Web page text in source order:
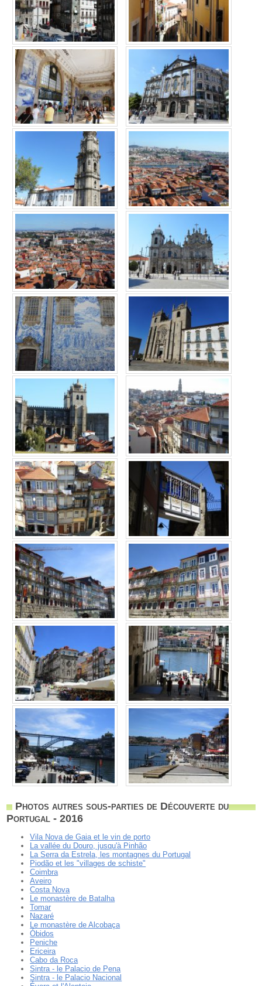
Photos autres sous-parties de Découverte du
Portugal - 2016
Vila Nova de Gaia et le vin de porto
La vallée du Douro, jusqu'à Pinhão
La Serra da Estrela, les montagnes du Portugal
Piodão et les "villages de schiste"
Coimbra
Aveiro
Costa Nova
Le monastère de Batalha
Tomar
Nazaré
Le monastère de Alcobaça
Óbidos
Peniche
Ericeira
Cabo da Roca
Sintra - le Palacio de Pena
Sintra - le Palacio Nacional